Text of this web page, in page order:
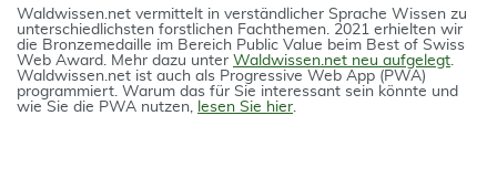
Waldwissen.net vermittelt in verständlicher Spra­che Wissen zu
unterschiedlichsten forstlichen Fach­themen. 2021 erhielten wir
die Bron­ze­medail­le im Bereich Public Value beim Best of Swiss
Web Award. Mehr dazu unter Waldwissen.net neu aufgelegt.
Waldwissen.net ist auch als Progres­si­ve Web App (PWA)
programmiert. Warum das für Sie interessant sein könnte und
wie Sie die PWA nutzen, lesen Sie hier.